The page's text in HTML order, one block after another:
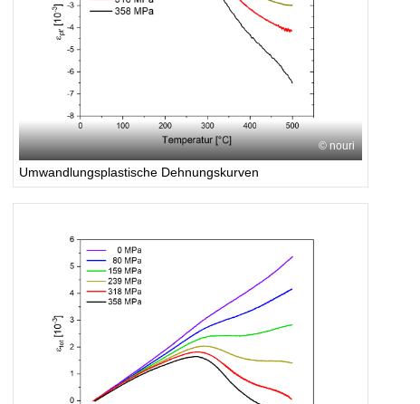
nouri
Umwandlungsplastische Dehnungskurven